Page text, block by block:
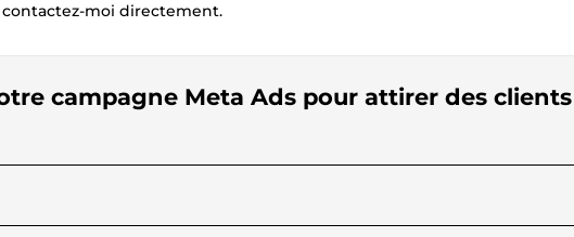
moi directement.
campagne Meta Ads pour attirer des clients